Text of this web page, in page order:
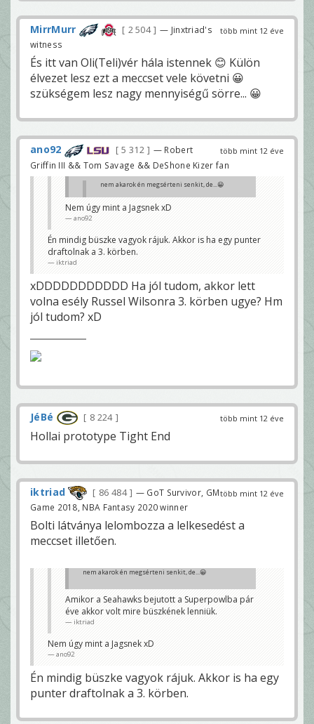
több mint 12 éve
MirrMurr 2 504
— Jinxtriad's
witness
És itt van Oli(Teli)vér hála istennek 😊 Külön
élvezet lesz ezt a meccset vele követni 😀
szükségem lesz nagy mennyiségű sörre... 😀
több mint 12 éve
ano92 5 312
— Robert
Griffin III && Tom Savage && DeShone Kizer fan
nem akarok én megsérteni senkit, de...😀
Amikor a Seahawks bejutott a Superpowlba pár éve
akkor volt mire büszkének lenniük.
Nem úgy mint a Jagsnek xD
ano92
Én mindig büszke vagyok rájuk. Akkor is ha egy punter
draftolnak a 3. körben.
iktriad
xDDDDDDDDDDD Ha jól tudom, akkor lett
volna esély Russel Wilsonra 3. körben ugye? Hm
jól tudom? xD
több mint 12 éve
JéBé 8 224
Hollai prototype Tight End
több mint 12 éve
iktriad 86 484
— GoT Survivor, GM
Game 2018, NBA Fantasy 2020 winner
Bolti látványa lelombozza a lelkesedést a
meccset illetően.
nem akarok én megsérteni senkit, de...😀
BigBen7
Amikor a Seahawks bejutott a Superpowlba pár
éve akkor volt mire büszkének lenniük.
iktriad
Nem úgy mint a Jagsnek xD
ano92
Én mindig büszke vagyok rájuk. Akkor is ha egy
punter draftolnak a 3. körben.